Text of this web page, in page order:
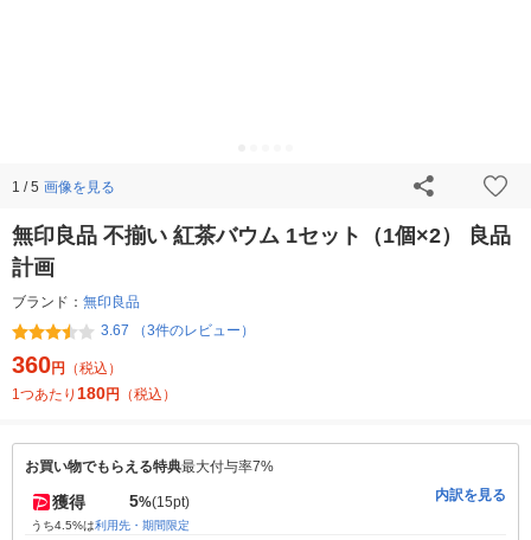
1 / 5 画像を見る
無印良品 不揃い 紅茶バウム 1セット（1個×2） 良品
計画
ブランド： 無印良品
3.67 （3件のレビュー）
360円
（税込）
1つあたり 180円 （税込）
お買い物でもらえる特典最大付与率7%
獲得 5%(15pt)
うち4.5%は利用先・期間限定
内訳を見る